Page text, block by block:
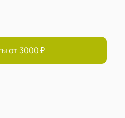
от 3000₽